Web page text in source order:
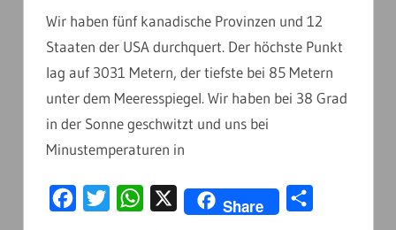
Wir haben fünf kanadische Provinzen und 12
Staaten der USA durchquert. Der höchste Punkt
lag auf 3031 Metern, der tiefste bei 85 Metern
unter dem Meeresspiegel. Wir haben bei 38 Grad
in der Sonne geschwitzt und uns bei
Minustemperaturen in
FacebookTwitter WhatsApp
X Share